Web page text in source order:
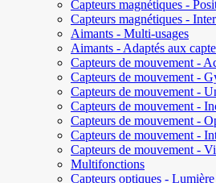
Capteurs magnétiques -
Capteurs magnétiques -
Aimants - Multi-usages
Aimants - Adaptés aux
Capteurs de mouvement -
Capteurs de mouvement -
Capteurs de mouvement -
Capteurs de mouvement -
Capteurs de mouvement -
Capteurs de mouvement -
Capteurs de mouvement -
Multifonctions
Capteurs optiques -